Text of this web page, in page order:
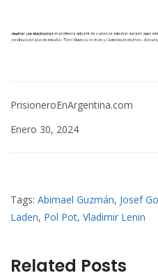
PrisioneroEnArgentina.com
Enero 30, 2024
Tags: Abimael Guzmán, Josef
Laden, Pol Pot, Vladimir Lenin
Related Posts